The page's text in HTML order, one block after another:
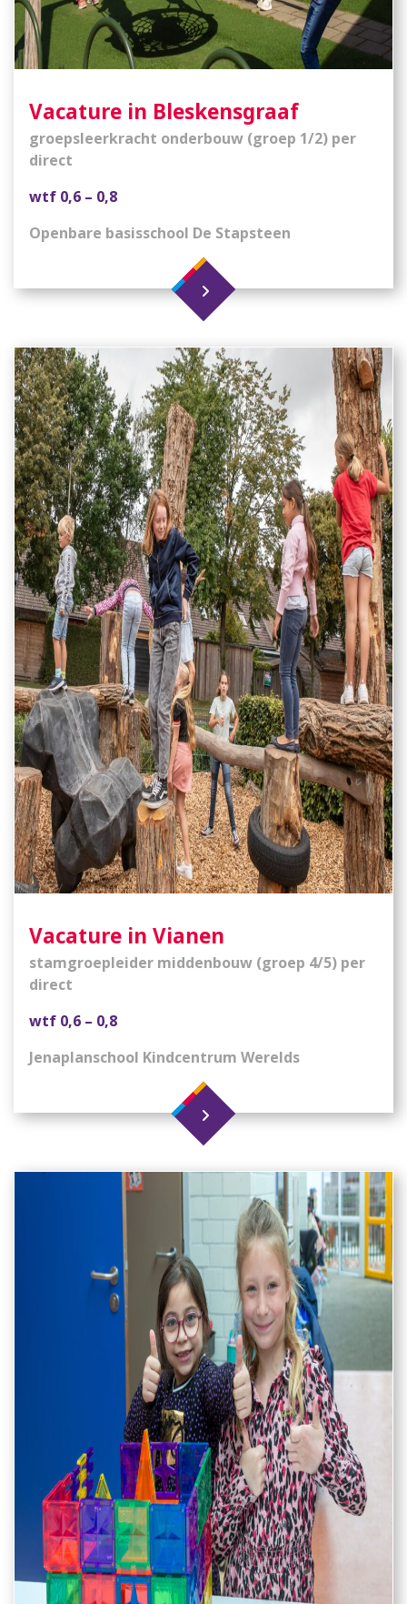
Vacature in Bleskensgraaf
groepsleerkracht onderbouw (groep 1/2) per
direct
wtf 0,6 – 0,8
Openbare basisschool De Stapsteen
Vacature in Vianen
stamgroepleider middenbouw (groep 4/5) per
direct
wtf 0,6 – 0,8
Jenaplanschool Kindcentrum Werelds